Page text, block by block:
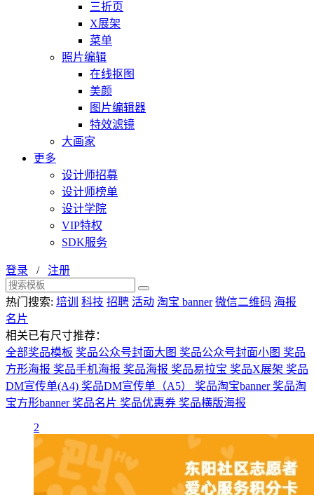
三折页
X展架
菜单
照片编辑
在线抠图
美颜
图片编辑器
特效滤镜
大画家
更多
设计师招募
设计师榜单
设计学院
VIP特权
SDK服务
登录 / 注册
热门搜索: 培训 科技 招聘 活动 淘宝 banner 微信二维码 海报
名片
相关已有尺寸推荐：
全部奖品模板 奖品公众号封面大图 奖品公众号封面小图 奖品
方形海报 奖品手机海报 奖品海报 奖品易拉宝 奖品X展架 奖品
DM宣传单(A4) 奖品DM宣传单（A5） 奖品淘宝banner 奖品淘
宝方形banner 奖品名片 奖品优惠券 奖品横版海报
2